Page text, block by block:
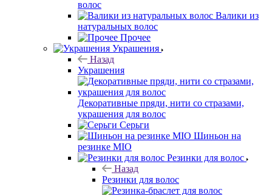
волос
Валики из
натуральных волос
Прочее
Украшения
Назад
Украшения
Декоративные пряди, нити со стразами,
украшения для волос
Серьги
Шиньон на
резинке MIO
Резинки для волос
Назад
Резинки для волос